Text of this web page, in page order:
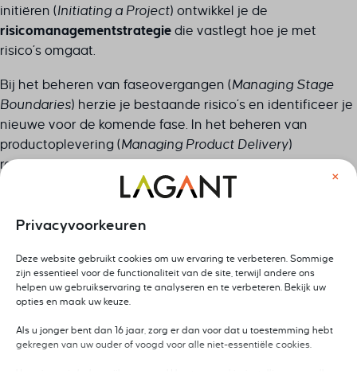
initiëren (Initiating a Project) ontwikkel je de
risicomanagementstrategie die vastlegt hoe je met
risico’s omgaat.
Bij het beheren van faseovergangen (Managing Stage
Boundaries) herzie je bestaande risico’s en identificeer je
nieuwe voor de komende fase. In het beheren van
productoplevering (Managing Product Delivery)
rapporteren teamleden over risico’s gerelateerd aan hun
Tijdens het controleren van een fase (
de respons uit waar nodig. Bij het beheren van
faseovergangen (Managing a Stage Boundary) evalueer
je hoe effectief het risicomanagement is geweest.
Het proces van projectafsluiting (Closing a Project) omvat
het documenteren van risicoleerervaringen voor
Privacyvoorkeuren
×
Deze website gebruikt cookies om uw ervaring te verbeteren. Sommige
zijn essentieel voor de functionaliteit van de site, terwijl andere ons
helpen uw gebruikservaring te analyseren en te verbeteren. Bekijk uw
opties en maak uw keuze.
Als u jonger bent dan 16 jaar, zorg er dan voor dat u toestemming hebt
gekregen van uw ouder of voogd voor alle niet-essentiële cookies.